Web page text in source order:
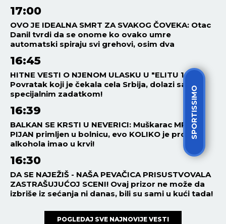
SPORTISSIMO
17:00
OVO JE IDEALNA SMRT ZA SVAKOG ČOVEKA: Otac
Danil tvrdi da se onome ko ovako umre
automatski spiraju svi grehovi, osim dva
16:45
HITNE VESTI O NJENOM ULASKU U "ELITU 10"!
Povratak koji je čekala cela Srbija, dolazi sa
specijalnim zadatkom!
16:39
BALKAN SE KRSTI U NEVERICI: Muškarac MRTAV
PIJAN primljen u bolnicu, evo KOLIKO je promila
alkohola imao u krvi!
16:30
DA SE NAJEŽIŠ - NAŠA PEVAČICA PRISUSTVOVALA
ZASTRAŠUJUĆOJ SCENI! Ovaj prizor ne može da
izbriše iz sećanja ni danas, bili su sami u kući tada!
POGLEDAJ SVE NAJNOVIJE VESTI